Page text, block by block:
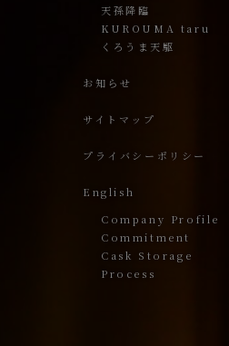
天孫降臨
KUROUMA taru
くろうま天駆
お知らせ
サイトマップ
プライバシーポリシー
English
Company Profile
Commitment
Cask Storage
Process